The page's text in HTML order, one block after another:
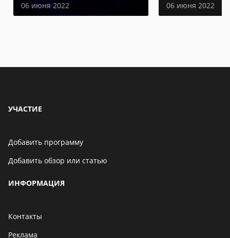
06 июня 2022 06 июня 2022
УЧАСТИЕ
Добавить программу
Добавить обзор или статью
ИНФОРМАЦИЯ
Контакты
Реклама